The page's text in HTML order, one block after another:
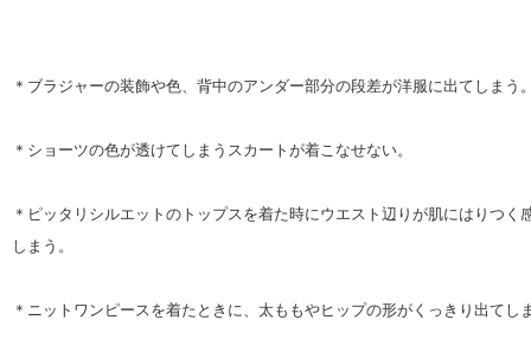
＊ブラジャーの装飾や色、背中のアンダー部分の段差が洋服に出てしまう
＊ショーツの色が透けてしまうスカートが着こなせない。
＊ピッタリシルエットのトップスを着た時にウエスト辺りが肌にはりつく
しまう。
＊ニットワンピースを着たときに、太ももやヒップの形がくっきり出てし